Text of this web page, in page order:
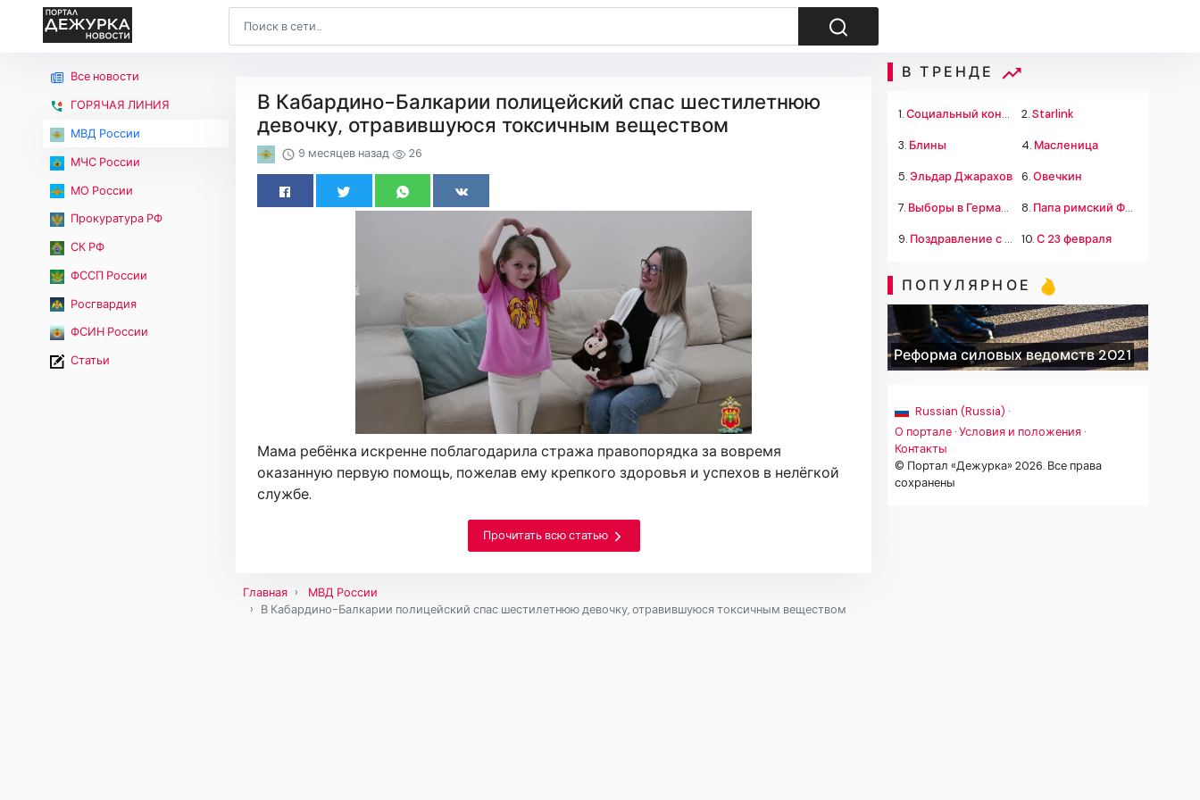
Все новости
ГОРЯЧАЯ ЛИНИЯ
МВД России
МЧС России
МО России
Прокуратура РФ
СК РФ
ФССП России
Росгвардия
ФСИН России
Статьи
В Кабардино-Балкарии полицейский спас шестилетнюю
девочку, отравившуюся токсичным веществом
9 месяцев назад 26
Мама ребёнка искренне поблагодарила стража правопорядка за вовремя
оказанную первую помощь, пожелав ему крепкого здоровья и успехов в нелёгкой
службе.
Прочитать всю статью
Главная
МВД России
В Кабардино-Балкарии полицейский спас шестилетнюю девочку, отравившуюся токсичным веществом
В ТРЕНДЕ
1.Социальный контракт 2.Starlink
3. Блины 4. Масленица
5.Эльдар Джарахов 6.Овечкин
7. Выборы в Германии 8. Папа римский Франциск
9. Поздравление с 23 февраля 10.С 23 февраля
ПОПУЛЯРНОЕ
Реформа силовых ведомств 2021
Russian (Russia) ·
О портале ·Условия и положения ·
Контакты
© Портал «Дежурка» 2026. Все права
сохранены